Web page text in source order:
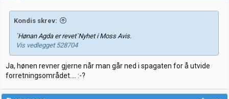
Kondis skrev:
`Hønan Agda er revet`Nyhet i Moss Avis.
Vis vedlegget 528704
Ja, hønen revner gjerne når man går ned i spagaten for å utvide
forretningsområdet.... :-?